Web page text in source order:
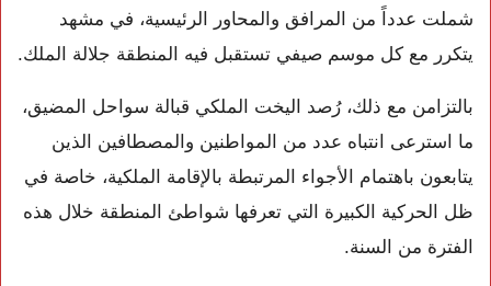
شملت عدداً من المرافق والمحاور الرئيسية، في مشهد
يتكرر مع كل موسم صيفي تستقبل فيه المنطقة جلالة الملك.
بالتزامن مع ذلك، رُصد اليخت الملكي قبالة سواحل المضيق،
ما استرعى انتباه عدد من المواطنين والمصطافين الذين
يتابعون باهتمام الأجواء المرتبطة بالإقامة الملكية، خاصة في
ظل الحركية الكبيرة التي تعرفها شواطئ المنطقة خلال هذه
الفترة من السنة.